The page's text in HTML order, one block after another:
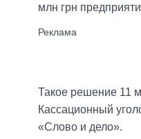
млн грн
Такое решение 11
Кассационный
«Слово и дело».